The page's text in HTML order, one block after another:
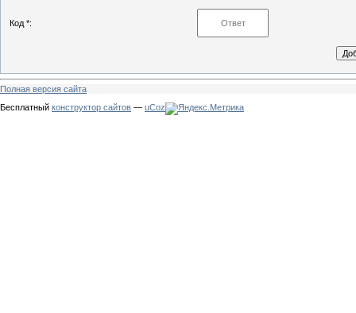
Код *:
Полная версия сайта
Бесплатный конструктор сайтов — uCoz